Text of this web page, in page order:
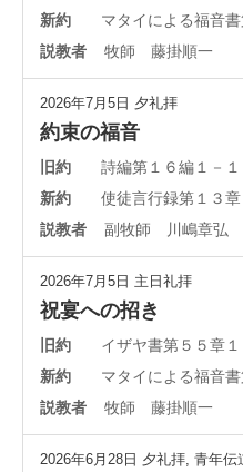
新約
マタイによる福音
説教者
牧師 藤掛順一
2026年7月5日 夕礼拝
約束の福音
旧約
詩編第１６編１－
新約
使徒言行録第１３
説教者
副牧師 川嶋章弘
2026年7月5日 主日礼拝
祝宴への招き
旧約
イザヤ書第５５章
新約
マタイによる福音
説教者
牧師 藤掛順一
2026年6月28日 夕礼拝 青年伝